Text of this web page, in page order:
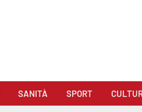
SANITÀ SPORT